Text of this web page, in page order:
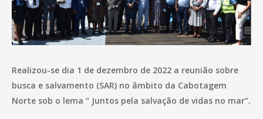
Realizou-se dia 1 de dezembro de 2022 a reunião sobre
busca e salvamento (SAR) no âmbito da Cabotagem
Norte sob o lema “ Juntos pela salvação de vidas no mar”.